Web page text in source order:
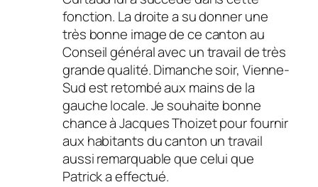
fonction. La droite a su donner une
très bonne image de ce canton au
Conseil général avec un travail de très
grande qualité. Dimanche soir, Vienne-
Sud est retombé aux mains de la
gauche locale. Je souhaite bonne
chance à Jacques Thoizet pour fournir
aux habitants du canton un travail
aussi remarquable que celui que
Patrick a effectué.